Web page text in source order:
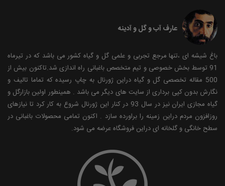
عارف آب و گل و آدینه
باغ شیشه ای ،تنها مرجع تجربی و علمی گل و گیاه کشور می باشد که در تیرماه
91 توسط بخش خصوصی و تیم متخصص باغبانی راه اندازی شد.تاکنون بیش از
500 مقاله تخصصی گل و گیاه دراین ژورنال به چاپ رسیده که تماما تالیف و
نگارش بدون کپی برداری از سایت های دیگر می باشد . همینطور اولین بازارگل و
گیاه مجازی ایران نیز در سال 93 در کنار این ژورنال شروع به کار کرد تا نیازهای
روزافزون مردم دراین زمینه را براورده سازد . اکنون تمامی محصولات باغبانی در
سطح خانگی و گلخانه ای دراین فروشگاه عرضه می شود.